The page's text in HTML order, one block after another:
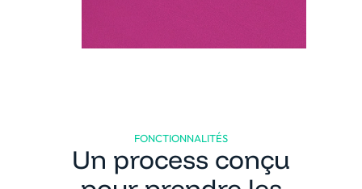
FONCTIONNALITÉS
Un process conçu